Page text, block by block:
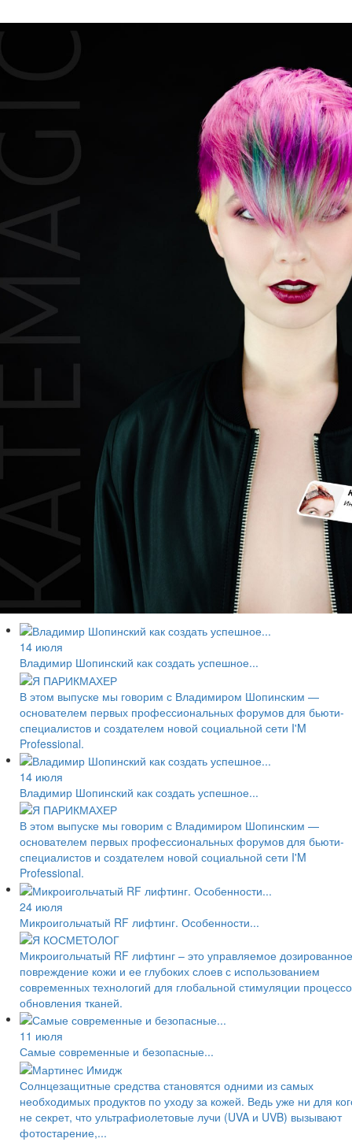
14 июля
Владимир Шопинский как создать успешное...
В этом выпуске мы говорим с Владимиром Шопинским —
основателем первых профессиональных форумов для бьюти-
специалистов и создателем новой социальной сети I'M
Professional.
14 июля
Владимир Шопинский как создать успешное...
В этом выпуске мы говорим с Владимиром Шопинским —
основателем первых профессиональных форумов для бьюти-
специалистов и создателем новой социальной сети I'M
Professional.
24 июля
Микроигольчатый RF лифтинг. Особенности...
Микроигольчатый RF лифтинг – это управляемое дозированное
повреждение кожи и ее глубоких слоев с использованием
современных технологий для глобальной стимуляции
обновления тканей.
11 июля
Самые современные и безопасные...
Солнцезащитные средства становятся одними из самых
необходимых продуктов по уходу за кожей. Ведь уже ни для
не секрет, что ультрафиолетовые лучи (UVA и UVB) вызывают
фотостарение,...